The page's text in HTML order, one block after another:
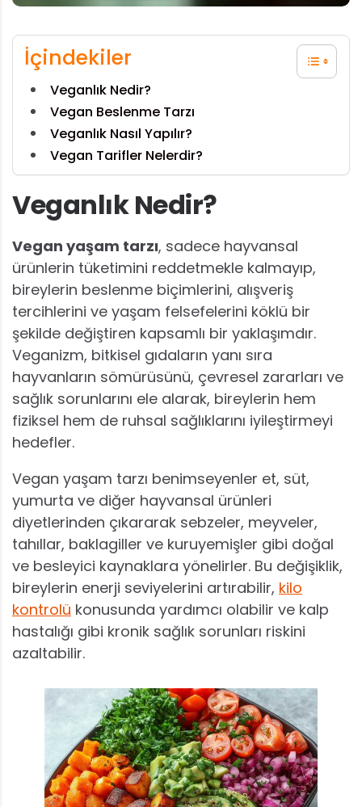
İçindekiler
Veganlık Nedir?
Vegan Beslenme Tarzı
Veganlık Nasıl Yapılır?
Vegan Tarifler Nelerdir?
Veganlık Nedir?
Vegan yaşam tarzı, sadece hayvansal
ürünlerin tüketimini reddetmekle kalmayıp,
bireylerin beslenme biçimlerini, alışveriş
tercihlerini ve yaşam felsefelerini köklü bir
şekilde değiştiren kapsamlı bir yaklaşımdır.
Veganizm, bitkisel gıdaların yanı sıra
hayvanların sömürüsünü, çevresel zararları ve
sağlık sorunlarını ele alarak, bireylerin hem
fiziksel hem de ruhsal sağlıklarını iyileştirmeyi
hedefler.
Vegan yaşam tarzı benimseyenler et, süt,
yumurta ve diğer hayvansal ürünleri
diyetlerinden çıkararak sebzeler, meyveler,
tahıllar, baklagiller ve kuruyemişler gibi doğal
ve besleyici kaynaklara yönelirler. Bu değişiklik,
bireylerin enerji seviyelerini artırabilir, kilo
kontrolü konusunda yardımcı olabilir ve kalp
hastalığı gibi kronik sağlık sorunları riskini
azaltabilir.